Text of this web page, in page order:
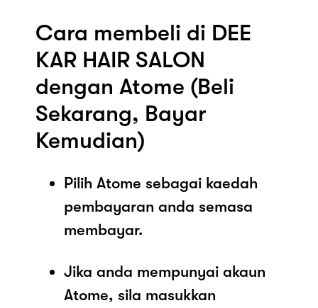
Cara membeli di DEE
KAR HAIR SALON
dengan Atome (Beli
Sekarang, Bayar
Kemudian)
Pilih Atome sebagai kaedah
pembayaran anda semasa
membayar.
Jika anda mempunyai akaun
Atome, sila masukkan